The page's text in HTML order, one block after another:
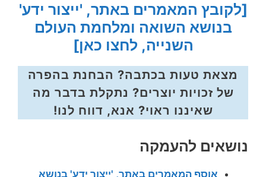
[לקובץ המאמרים באתר, 'ייצור ידע'
בנושא השואה ומלחמת העולם
השנייה, לחצו כאן]
מצאת טעות בכתבה? הבחנת בהפרה
של זכויות יוצרים? נתקלת בדבר מה
שאיננו ראוי? אנא, דווח לנו!
נושאים להעמקה
אוסף המאמרים באתר, 'ייצור ידע' בנושא